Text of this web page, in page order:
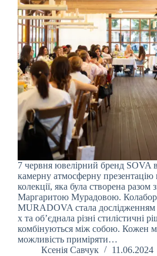
7 червня ювелірний бренд SOVA
камерну атмосферну презентацію
колекції, яка була створена разом
Маргаритою Мурадовою.
MURADOVA стала дослідженням
х та об’єднала різні стилістичні
комбінуються між собою. Кожен
можливість приміряти…
Ксенія Савчук
11.06.2024